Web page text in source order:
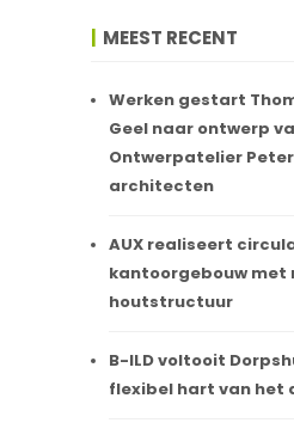
MEEST RECENT
Werken gestart
Geel naar ontwerp
Ontwerpatelier Peter
architecten
AUX realiseert
kantoorgebouw met
houtstructuur
B-ILD voltooit
flexibel hart van het